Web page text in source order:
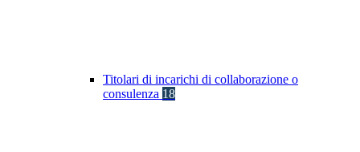
Titolari di incarichi di collaborazione o
consulenza 18